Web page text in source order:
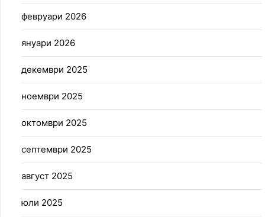
февруари 2026
януари 2026
декември 2025
ноември 2025
октомври 2025
септември 2025
август 2025
юли 2025